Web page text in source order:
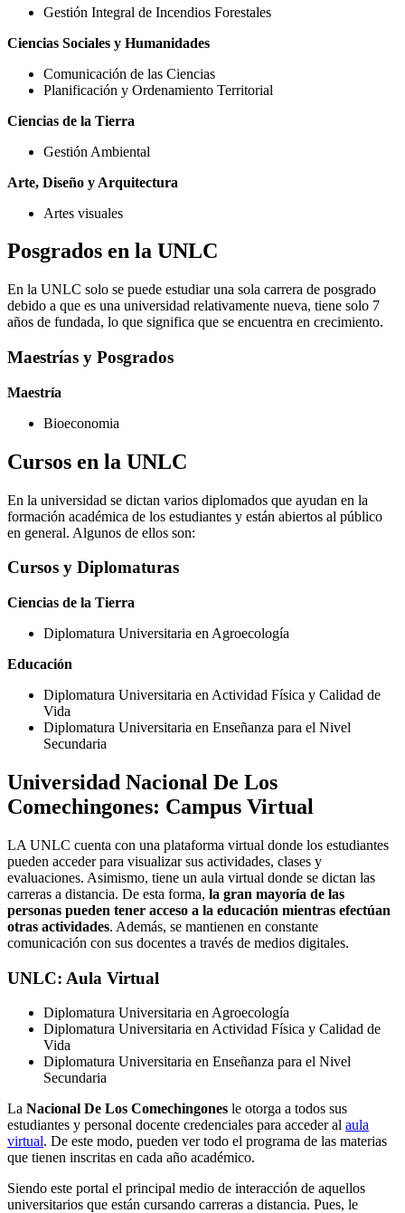
Gestión Integral de Incendios Forestales
Ciencias Sociales y Humanidades
Comunicación de las Ciencias
Planificación y Ordenamiento Territorial
Ciencias de la Tierra
Gestión Ambiental
Arte, Diseño y Arquitectura
Artes visuales
Posgrados en la UNLC
En la UNLC solo se puede estudiar una sola carrera de posgrado
debido a que es una universidad relativamente nueva, tiene solo 7
años de fundada, lo que significa que se encuentra en crecimiento.
Maestrías y Posgrados
Maestría
Bioeconomia
Cursos en la UNLC
En la universidad se dictan varios diplomados que ayudan en la
formación académica de los estudiantes y están abiertos al público
en general. Algunos de ellos son:
Cursos y Diplomaturas
Ciencias de la Tierra
Diplomatura Universitaria en Agroecología
Educación
Diplomatura Universitaria en Actividad Física y Calidad de
Vida
Diplomatura Universitaria en Enseñanza para el Nivel
Secundaria
Universidad Nacional De Los
Comechingones: Campus Virtual
LA UNLC cuenta con una plataforma virtual donde los estudiantes
pueden acceder para visualizar sus actividades, clases y
evaluaciones. Asimismo, tiene un aula virtual donde se dictan las
carreras a distancia. De esta forma, la gran mayoría de las
personas pueden tener acceso a la educación mientras efectúan
otras actividades. Además, se mantienen en constante
comunicación con sus docentes a través de medios digitales.
UNLC: Aula Virtual
Diplomatura Universitaria en Agroecología
Diplomatura Universitaria en Actividad Física y Calidad de
Vida
Diplomatura Universitaria en Enseñanza para el Nivel
Secundaria
La Nacional De Los Comechingones le otorga a todos sus
estudiantes y personal docente credenciales para acceder al aula
virtual. De este modo, pueden ver todo el programa de las materias
que tienen inscritas en cada año académico.
Siendo este portal el principal medio de interacción de aquellos
universitarios que están cursando carreras a distancia. Pues, le